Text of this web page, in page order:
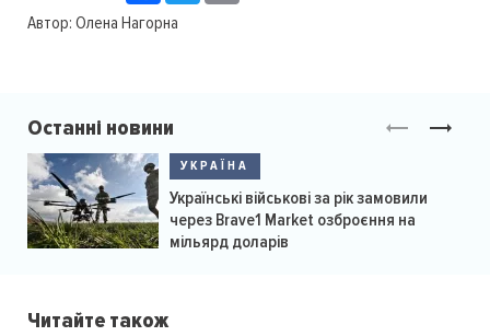
Автор: Олена Нагорна
Останні новини
УКРАЇНА
Українські військові за рік замовили
через Brave1 Market озброєння на
мільярд доларів
Читайте також